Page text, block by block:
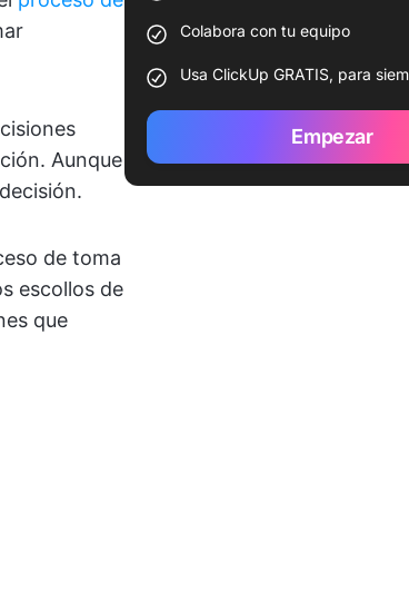
Aunque
de toma
escollos de
que
Colabora con tu equipo
Usa ClickUp GRATIS, para
Empezar